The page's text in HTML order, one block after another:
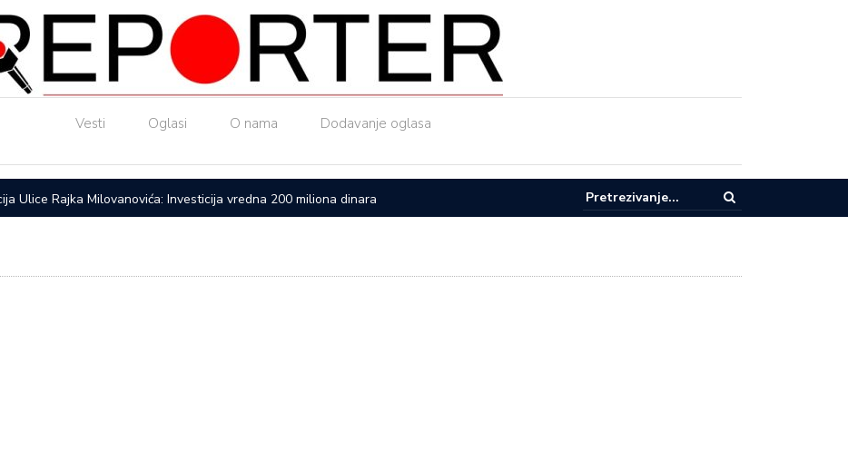
Vesti Oglasi O nama Dodavanje oglasa
Ulice Rajka Milovanovića: Investicija vredna 200 miliona dinara Upućen apel za racionalnu potrošnju vode u Lučanima